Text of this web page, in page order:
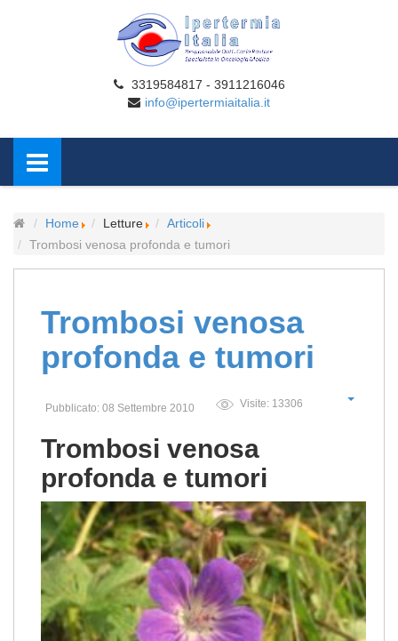
3319584817 - 3911216046
info@ipertermiaitalia.it
Home Letture
Articoli
Trombosi venosa profonda e tumori
Trombosi venosa
profonda e tumori
Pubblicato: 08 Settembre 2010 Visite: 13306
Trombosi venosa
profonda e tumori